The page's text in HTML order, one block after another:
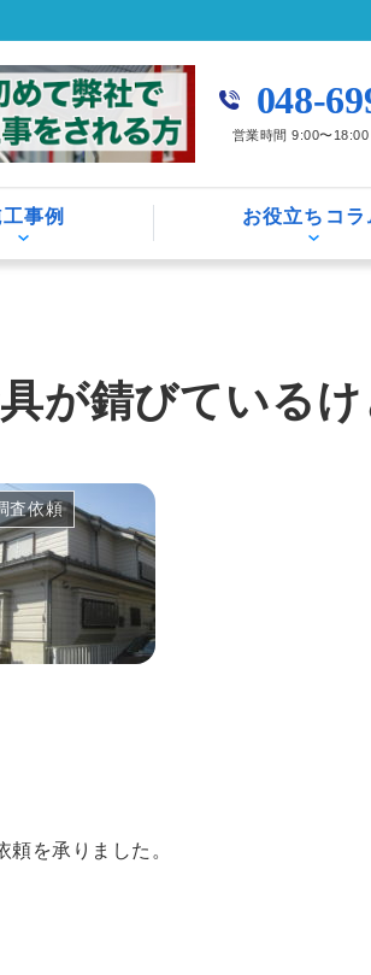
048-
営業時間 9:00〜18:00
事例 お役立ちコラ
が錆びているけ
査依頼
を承りました。